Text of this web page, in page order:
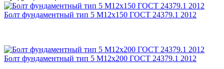
Болт фундаментный тип 5 М12х150 ГОСТ 24379.1 2012
Болт фундаментный тип 5 М12х200 ГОСТ 24379.1 2012